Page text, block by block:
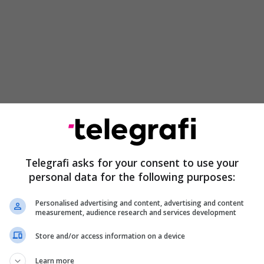
Shala ka folur për rëndësinë e
për të formuar marrëdhënie
shteteve dhe kombeve të ndryshme, duke
dallime dhe paragjykime mes njerëzve, shteteve
nuk mund të ketë marrëdhënie bashkëpunimi.
paragjykimet do e ndalojnë se zhvilluari
mes dallimeve qofshin ato në nacionalitet fe
duhet të ndalojnë se paragjykuari si në politikë,
çfarëdo sfere tjetër në mënyrë që të kenë
Telegrafi asks for your consent to use your
personal data for the following purposes:
Personalised advertising and content, advertising and content
measurement, audience research and services development
Store and/or access information on a device
Learn more